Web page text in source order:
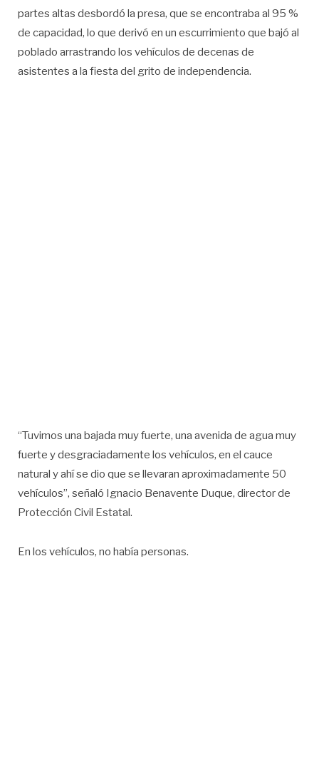
partes altas desbordó la presa, que se encontraba al 95 %
de capacidad, lo que derivó en un escurrimiento que bajó al
poblado arrastrando los vehículos de decenas de
asistentes a la fiesta del grito de independencia.
“Tuvimos una bajada muy fuerte, una avenida de agua muy
fuerte y desgraciadamente los vehículos, en el cauce
natural y ahí se dio que se llevaran aproximadamente 50
vehículos”, señaló Ignacio Benavente Duque, director de
Protección Civil Estatal.
En los vehículos, no había personas.